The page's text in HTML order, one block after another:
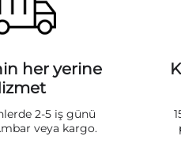
her yerine
2-5 iş günü
veya kargo.